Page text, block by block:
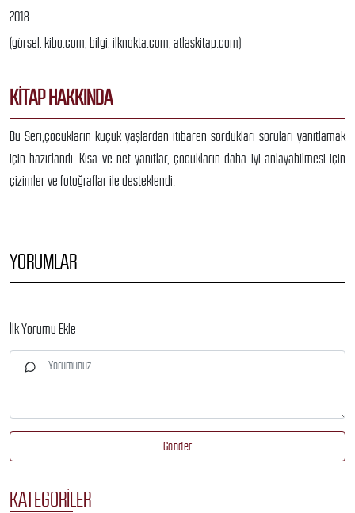
2018
(görsel: kibo.com, bilgi: ilknokta.com, atlaskitap.com)
KITAP HAKKINDA
Bu Seri,çocukların küçük yaşlardan itibaren sordukları soruları yanıtlamak
için hazırlandı. Kısa ve net yanıtlar, çocukların daha iyi anlayabilmesi için
çizimler ve fotoğraflar ile desteklendi.
YORUMLAR
İlk Yorumu Ekle
Gönder
KATEGORILER